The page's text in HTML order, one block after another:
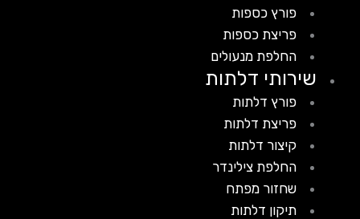
פורץ כספות
פריצת כספות
החלפת מנעולים
שירותי דלתות
פורץ דלתות
פריצת דלתות
קיצור דלתות
החלפת צילינדר
שחזור מפתח
תיקון דלתות